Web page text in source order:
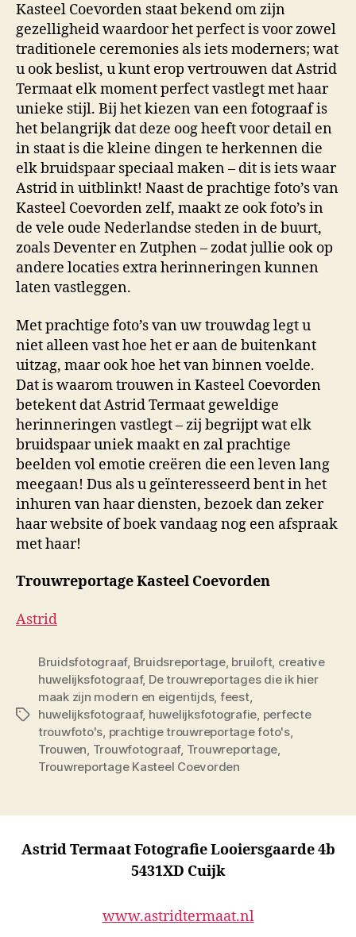
Kasteel Coevorden staat bekend om zijn
gezelligheid waardoor het perfect is voor zowel
traditionele ceremonies als iets moderners; wat
u ook beslist, u kunt erop vertrouwen dat Astrid
Termaat elk moment perfect vastlegt met haar
unieke stijl. Bij het kiezen van een fotograaf is
het belangrijk dat deze oog heeft voor detail en
in staat is die kleine dingen te herkennen die
elk bruidspaar speciaal maken – dit is iets waar
Astrid in uitblinkt! Naast de prachtige foto’s van
Kasteel Coevorden zelf, maakt ze ook foto’s in
de vele oude Nederlandse steden in de buurt,
zoals Deventer en Zutphen – zodat jullie ook op
andere locaties extra herinneringen kunnen
laten vastleggen.
Met prachtige foto’s van uw trouwdag legt u
niet alleen vast hoe het er aan de buitenkant
uitzag, maar ook hoe het van binnen voelde.
Dat is waarom trouwen in Kasteel Coevorden
betekent dat Astrid Termaat geweldige
herinneringen vastlegt – zij begrijpt wat elk
bruidspaar uniek maakt en zal prachtige
beelden vol emotie creëren die een leven lang
meegaan! Dus als u geïnteresseerd bent in het
inhuren van haar diensten, bezoek dan zeker
haar website of boek vandaag nog een afspraak
met haar!
Trouwreportage Kasteel Coevorden
Astrid
Tags
Bruidsfotograaf, Bruidsreportage, bruiloft, creative
huwelijksfotograaf, De trouwreportages die ik hier
maak zijn modern en eigentijds, feest,
huwelijksfotograaf, huwelijksfotografie, perfecte
trouwfoto's, prachtige trouwreportage foto's,
Trouwen, Trouwfotograaf, Trouwreportage,
Trouwreportage Kasteel Coevorden
Astrid Termaat Fotografie Looiersgaarde 4b
5431XD Cuijk
www.astridtermaat.nl